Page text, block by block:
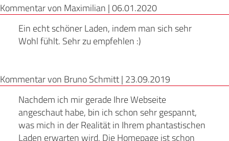
Kommentar von Maximilian |06.01.2020
Ein echt schöner Laden, indem man sich sehr
Wohl fühlt. Sehr zu empfehlen :)
Kommentar von Bruno Schmitt | 23.09.2019
Nachdem ich mir gerade Ihre Webseite
angeschaut habe, bin ich schon sehr gespannt,
was mich in der Realität in Ihrem phantastischen
Laden erwarten wird. Die Homepage ist schon